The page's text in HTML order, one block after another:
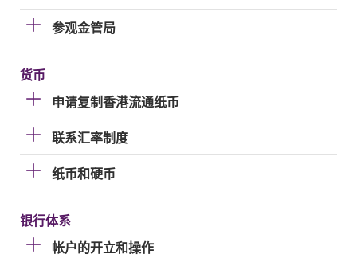
参观金管局
货币
申请复制香港流通纸币
联系汇率制度
纸币和硬币
银行体系
帐户的开立和操作